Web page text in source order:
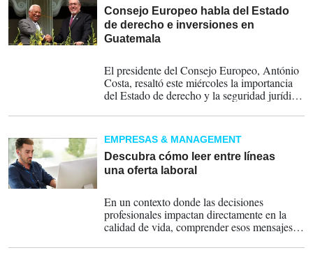
Consejo Europeo habla del Estado
de derecho e inversiones en
Guatemala
El presidente del Consejo Europeo, António
Costa, resaltó este miércoles la importancia
del Estado de derecho y la seguridad jurídica
atracción de inversiones, durante su visita a
Guatemala, la primera de este cargo europeo
al país centroamericano.
EMPRESAS & MANAGEMENT
Descubra cómo leer entre líneas
una oferta laboral
En un contexto donde las decisiones
profesionales impactan directamente en la
calidad de vida, comprender esos mensajes
frustraciones y tomar decisiones laborales